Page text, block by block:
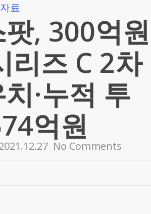
료
, 300억원
리즈 C 2차
·누적 투
억원
No Comments